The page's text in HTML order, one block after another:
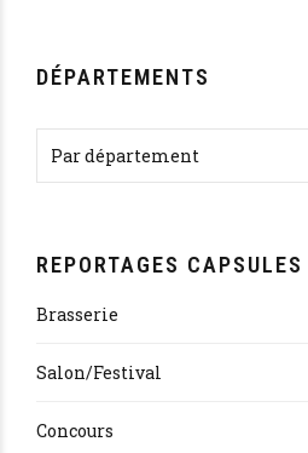
DÉPARTEMENTS
REPORTAGES CAPSULES
Brasserie
Salon/Festival
Concours